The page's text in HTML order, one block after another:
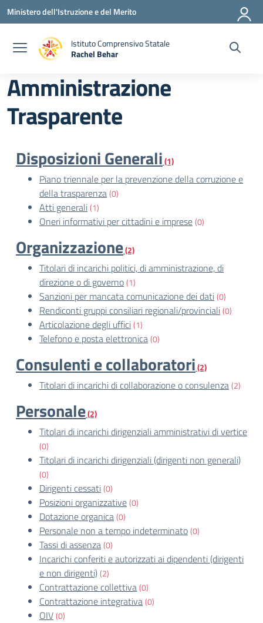
Vai ai contenuti
Vai al menu di navigazione
Vai al footer
Ministero dell'Istruzione e del Merito
Istituto Comprensivo Statale
Rachel Behar
Amministrazione
Trasparente
Disposizioni Generali(1)
Piano triennale per la prevenzione della corruzione e
della trasparenza(0)
Atti generali(1)
Oneri informativi per cittadini e imprese(0)
Organizzazione(2)
Titolari di incarichi politici, di amministrazione, di
direzione o di governo(1)
Sanzioni per mancata comunicazione dei dati(0)
Rendiconti gruppi consiliari regionali/provinciali(0)
Articolazione degli uffici(1)
Telefono e posta elettronica(0)
Consulenti e collaboratori(2)
Titolari di incarichi di collaborazione o consulenza(2)
Personale(2)
Titolari di incarichi dirigenziali amministrativi di vertice
(0)
Titolari di incarichi dirigenziali (dirigenti non generali)
(0)
Dirigenti cessati(0)
Posizioni organizzative(0)
Dotazione organica(0)
Personale non a tempo indeterminato(0)
Tassi di assenza(0)
Incarichi conferiti e autorizzati ai dipendenti (dirigenti
e non dirigenti)(2)
Contrattazione collettiva(0)
Contrattazione integrativa(0)
OIV(0)